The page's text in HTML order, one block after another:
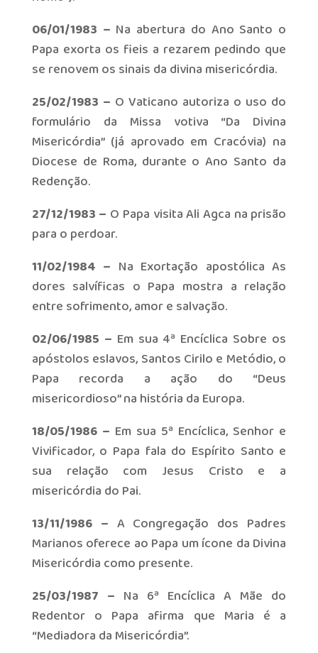
06/01/1983 – Na abertura do Ano Santo o
Papa exorta os fieis a rezarem pedindo que
se renovem os sinais da divina misericórdia.
25/02/1983 – O Vaticano autoriza o uso do
formulário da Missa votiva “Da Divina
Misericórdia” (já aprovado em Cracóvia) na
Diocese de Roma, durante o Ano Santo da
Redenção.
27/12/1983 – O Papa visita Ali Agca na prisão
para o perdoar.
11/02/1984 – Na Exortação apostólica As
dores salvíficas o Papa mostra a relação
entre sofrimento, amor e salvação.
02/06/1985 – Em sua 4ª Encíclica Sobre os
apóstolos eslavos, Santos Cirilo e Metódio, o
Papa recorda a ação do “Deus
misericordioso” na história da Europa.
18/05/1986 – Em sua 5ª Encíclica, Senhor e
Vivificador, o Papa fala do Espírito Santo e
sua relação com Jesus Cristo e a
misericórdia do Pai.
13/11/1986 – A Congregação dos Padres
Marianos oferece ao Papa um ícone da Divina
Misericórdia como presente.
25/03/1987 – Na 6ª Encíclica A Mãe do
Redentor o Papa afirma que Maria é a
“Mediadora da Misericórdia”.